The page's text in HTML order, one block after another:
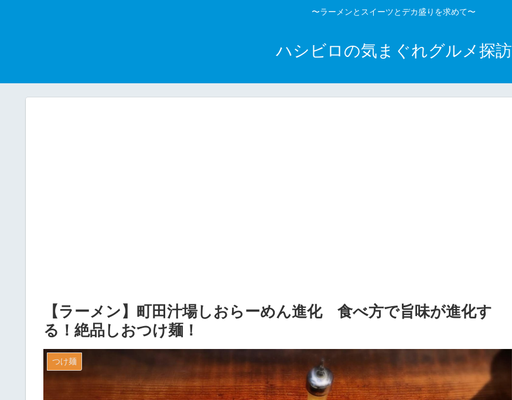
〜ラーメンとスイーツとデカ盛りを求めて〜
ハシビロの気まぐれグルメ探訪
【ラーメン】町田汁場しおらーめん進化 食べ方で旨味が進化す
る！絶品しおつけ麺！
つけ麺